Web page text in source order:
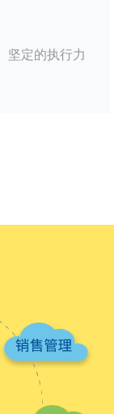
坚定的执行力